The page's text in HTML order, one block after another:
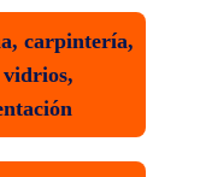
carpintería,